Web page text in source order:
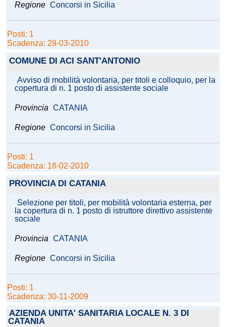
Regione Concorsi in Sicilia
Posti: 1
Scadenza: 29-03-2010
COMUNE DI ACI SANT'ANTONIO
Avviso di mobilità volontaria, per titoli e colloquio, per la
copertura di n. 1 posto di assistente sociale
Provincia CATANIA
Regione Concorsi in Sicilia
Posti: 1
Scadenza: 18-02-2010
PROVINCIA DI CATANIA
Selezione per titoli, per mobilità volontaria esterna, per
la copertura di n. 1 posto di istruttore direttivo assistente
sociale
Provincia CATANIA
Regione Concorsi in Sicilia
Posti: 1
Scadenza: 30-11-2009
AZIENDA UNITA' SANITARIA LOCALE N. 3 DI
CATANIA